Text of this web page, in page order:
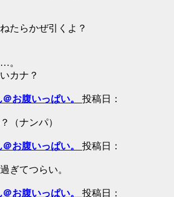
たらかぜ引くよ？
。
カナ？
お腹いっぱい。 投稿日：
（ナンパ）
お腹いっぱい。 投稿日：
ぎてつらい。
お腹いっぱい。 投稿日：